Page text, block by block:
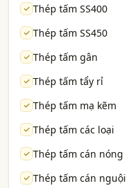
Thép tấm SS400
Thép tấm SS450
Thép tấm gân
Thép tấm tẩy rỉ
Thép tấm mạ kẽm
Thép tấm các loại
Thép tấm cán nóng
Thép tấm cán nguội